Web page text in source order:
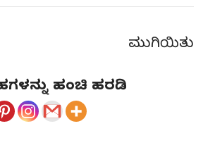
ಮುಗಿಯಿತು
ಹಂಚಿ ಹರಡಿ